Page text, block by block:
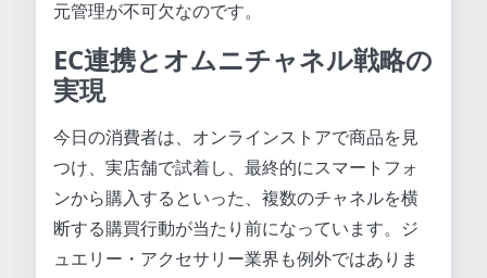
元管理が不可欠なのです。
EC連携とオムニチャネル戦略の
実現
今日の消費者は、オンラインストアで商品を見
つけ、実店舗で試着し、最終的にスマートフォ
ンから購入するといった、複数のチャネルを横
断する購買行動が当たり前になっています。ジ
ュエリー・アクセサリー業界も例外ではありま